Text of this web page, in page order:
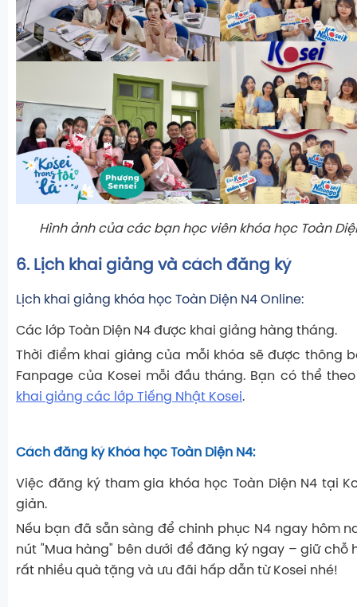
Hình ảnh của các bạn học viên khóa học Toàn
6. Lịch khai giảng và cách đăng ký
Lịch khai giảng khóa học Toàn Diện N4 Online:
Các lớp Toàn Diện N4 được khai giảng hàng tháng.
Thời điểm khai giảng của mỗi khóa sẽ được thông
Fanpage của Kosei mỗi đầu tháng. Bạn có thể
khai giảng các lớp Tiếng Nhật Kosei.
Cách đăng ký Khóa học Toàn Diện N4:
Việc đăng ký tham gia khóa học Toàn Diện N4 tại
giản.
Nếu bạn đã sẵn sàng để chinh phục N4 ngay hôm
nút "Mua hàng" bên dưới để đăng ký ngay – giữ chỗ
rất nhiều quà tặng và ưu đãi hấp dẫn từ Kosei nhé!